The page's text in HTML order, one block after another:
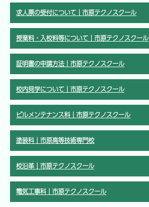
求人票の受付について｜市原テクノスクール
授業料・入校料等について｜市原テクノスクール
証明書の申請方法｜市原テクノスクール
校内見学について｜市原テクノスクール
ビルメンテナンス科｜市原テクノスクール
塗装科｜市原高等技術専門校
校沿革｜市原テクノスクール
電気工事科｜市原テクノスクール